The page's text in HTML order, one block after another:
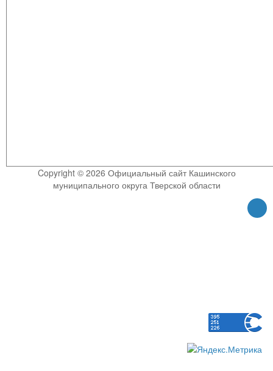
Copyright © 2026 Официальный сайт Кашинского
муниципального округа Тверской области